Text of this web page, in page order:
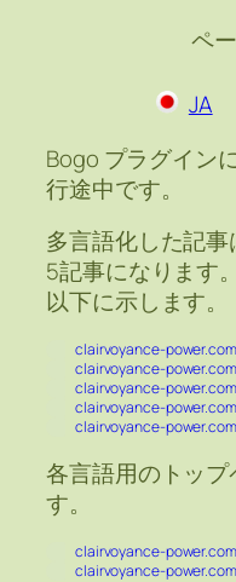
ペ
JA
Bogo プラグイン
行途中です。
多言語化した記
5記事になります
以下に示します。
clairvoyance-power.com
clairvoyance-power.com
clairvoyance-power.com
clairvoyance-power.com
clairvoyance-power.com
各言語用のトッ
す。
clairvoyance-power.com
clairvoyance-power.com